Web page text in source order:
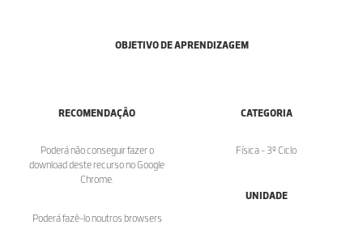
OBJETIVO DE APRENDIZAGEM
RECOMENDAÇÃO
Poderá não conseguir fazer o
download deste recurso no Google
Chrome.
Poderá fazê-lo noutros browsers
CATEGORIA
Física - 3º Ciclo
UNIDADE